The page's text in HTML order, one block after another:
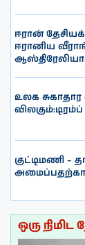
ஈரான்
ஈரானிய
உலக
விலகும்:டிரம்ப்
குட்டிமணி –
ஒரு